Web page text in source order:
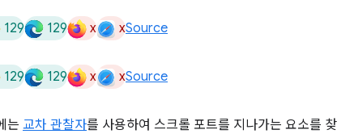
129 129 x xSource
129 129 x xSource
는 교차 관찰자를 사용하여 스크롤 포트를 지나가는 요소를